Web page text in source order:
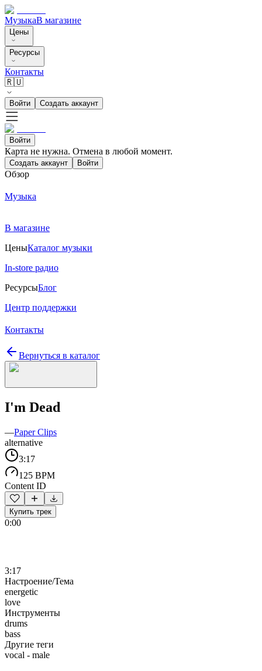
МузыкаВ магазине
Цены
Ресурсы
Контакты
🇷🇺
Войти Создать аккаунт
Войти
Карта не нужна. Отмена в любой момент.
Создать аккаунт Войти
Обзор
Музыка
В магазине
ЦеныКаталог музыки
In-store радио
РесурсыБлог
Центр поддержки
Контакты
Вернуться в каталог
I'm Dead
—Paper Clips
alternative
3:17
125 BPM
Content ID
Купить трек
0:00
3:17
Настроение/Тема
energetic
love
Инструменты
drums
bass
Другие теги
vocal - male